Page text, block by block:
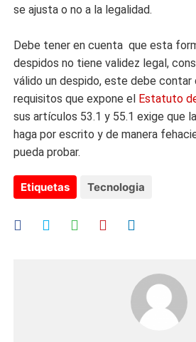
se ajusta o no a la legalidad.
Debe tener en cuenta que esta
despidos no tiene validez legal,
válido un despido, este debe
requisitos que expone el Estatuto
sus artículos 53.1 y 55.1 exige que
haga por escrito y de manera
pueda probar.
Etiquetas Tecnologia